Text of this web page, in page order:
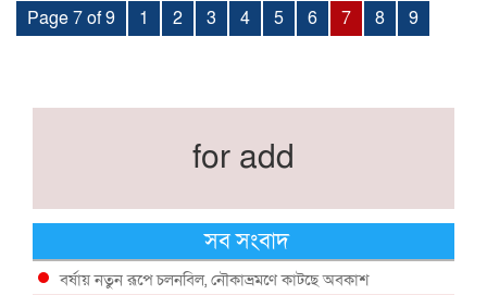
Page 7 of 9 1 2 3 4 5 6 7 8 9
for add
সব সংবাদ
বর্ষায় নতুন রূপে চলনবিল, নৌকাভ্রমণে কাটছে অবকাশ